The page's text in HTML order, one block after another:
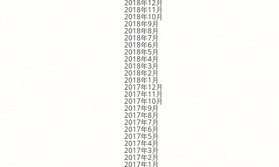
2018年12月
2018年11月
2018年10月
2018年9月
2018年8月
2018年7月
2018年6月
2018年5月
2018年4月
2018年3月
2018年2月
2018年1月
2017年12月
2017年11月
2017年10月
2017年9月
2017年8月
2017年7月
2017年6月
2017年5月
2017年4月
2017年3月
2017年2月
2017年1月